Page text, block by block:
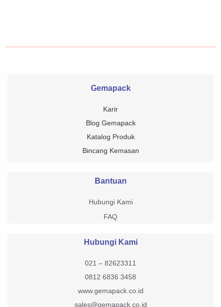
Gemapack
Karir
Blog Gemapack
Katalog Produk
Bincang Kemasan
Bantuan
Hubungi Kami
FAQ
Hubungi Kami
021 – 82623311
0812 6836 3458
www.gemapack.co.id
sales@gemapack.co.id